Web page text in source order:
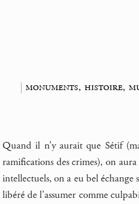
| monuments, histoire,
Quand il n’y aurait que Sétif
ramifications des crimes), on aura
intellectuels, on a eu bel échange
libéré de l’assumer comme